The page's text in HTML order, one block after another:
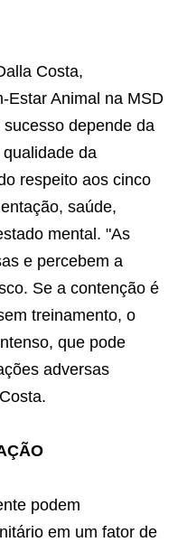
Costa,
Estar Animal na MSD
depende da
da
respeito aos cinco
saúde,
mental. "As
e percebem a
Se a contenção é
treinamento, o
que pode
adversas
podem
em um fator de